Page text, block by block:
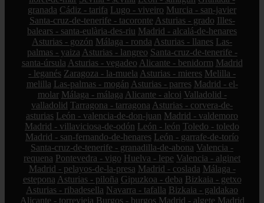
granada Cádiz - tarifa Lugo - viveiro Murcia - san-javier
Santa-cruz-de-tenerife - tacoronte Asturias - grado Illes-
balears - santa-eulària-des-riu Madrid - alcalá-de-henares
Asturias - gozón Málaga - ronda Asturias - llanes Las-
palmas - yaiza Asturias - langreo Santa-cruz-de-tenerife -
santa-úrsula Asturias - vegadeo Alicante - benidorm Madrid
- leganés Zaragoza - la-muela Asturias - mieres Melilla -
melilla Las-palmas - mogán Asturias - parres Madrid - el-
molar Málaga - málaga Alicante - alcoi Valladolid -
valladolid Tarragona - tarragona Asturias - corvera-de-
asturias León - valencia-de-don-juan Madrid - valdemoro
Madrid - villaviciosa-de-odón León - león Toledo - toledo
Madrid - san-fernando-de-henares León - garrafe-de-torío
Santa-cruz-de-tenerife - granadilla-de-abona Valencia -
requena Pontevedra - vigo Huelva - lepe Valencia - alginet
Madrid - pelayos-de-la-presa Madrid - coslada Málaga -
estepona Asturias - piloña Gipuzkoa - deba Bizkaia - getxo
Asturias - ribadesella Navarra - tafalla Bizkaia - galdakao
Alicante - torrevieja Burgos - burgos Madrid - algete Madrid